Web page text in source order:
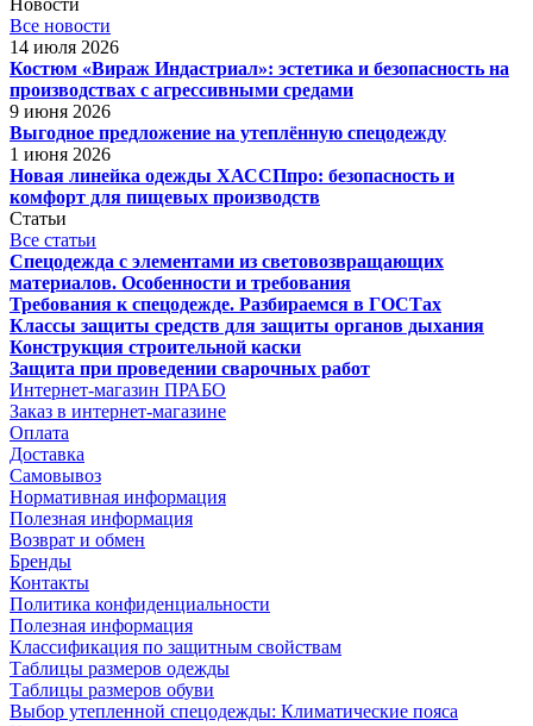
Все новости
14 июля 2026
Костюм «Вираж Индастриал»: эстетика и безопасность на
производствах с агрессивными средами
9 июня 2026
Выгодное предложение на утеплённую спецодежду
1 июня 2026
Новая линейка одежды ХАССПпро: безопасность и
комфорт для пищевых производств
Статьи
Все статьи
Спецодежда с элементами из световозвращающих
материалов. Особенности и требования
Требования к спецодежде. Разбираемся в ГОСТах
Классы защиты средств для защиты органов дыхания
Конструкция строительной каски
Защита при проведении сварочных работ
Интернет-магазин ПРАБО
Заказ в интернет-магазине
Оплата
Доставка
Самовывоз
Нормативная информация
Полезная информация
Возврат и обмен
Бренды
Контакты
Политика конфиденциальности
Полезная информация
Классификация по защитным свойствам
Таблицы размеров одежды
Таблицы размеров обуви
Выбор утепленной спецодежды: Климатические пояса